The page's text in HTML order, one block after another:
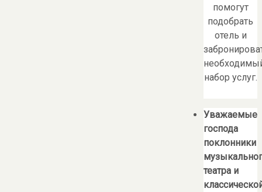
помогут
подобрать
отель и
набор услуг.
Уважаемые
господа
поклонники
театра и